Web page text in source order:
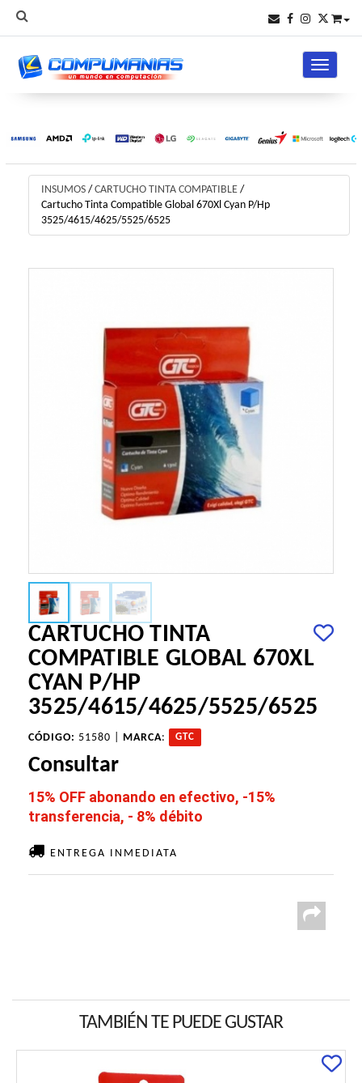
Toggle
INSUMOS / CARTUCHO TINTA COMPATIBLE /
Cartucho Tinta Compatible Global 670Xl Cyan P/Hp
3525/4615/4625/5525/6525
CARTUCHO TINTA
COMPATIBLE GLOBAL 670XL
CYAN P/HP
3525/4615/4625/5525/6525
CÓDIGO: 51580 | MARCA: GTC
Consultar
15% OFF abonando en efectivo, -15%
transferencia, - 8% débito
ENTREGA INMEDIATA
TAMBIÉN TE PUEDE GUSTAR